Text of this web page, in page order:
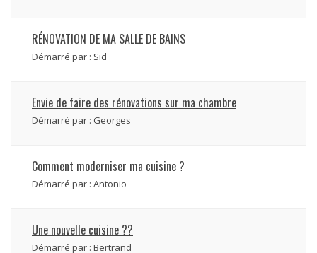
RÉNOVATION DE MA SALLE DE BAINS
Démarré par : Sid
Envie de faire des rénovations sur ma chambre
Démarré par : Georges
Comment moderniser ma cuisine ?
Démarré par : Antonio
Une nouvelle cuisine ??
Démarré par : Bertrand